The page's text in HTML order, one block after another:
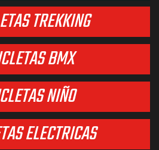
TREKKING
BMX
NIÑO
ELECTRICAS